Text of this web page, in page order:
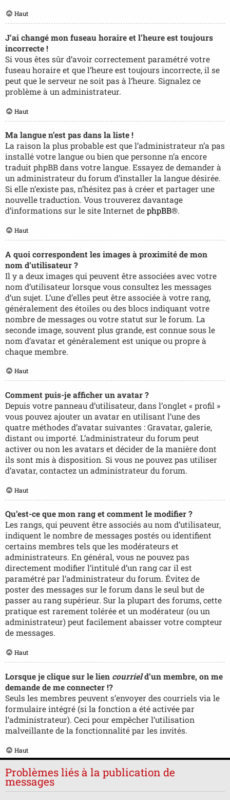
Haut
J’ai changé mon fuseau horaire et l’heure est toujours
incorrecte !
Si vous êtes sûr d’avoir correctement paramétré votre
fuseau horaire et que l’heure est toujours incorrecte, il se
peut que le serveur ne soit pas à l’heure. Signalez ce
problème à un administrateur.
Haut
Ma langue n’est pas dans la liste !
La raison la plus probable est que l’administrateur n’a pas
installé votre langue ou bien que personne n’a encore
traduit phpBB dans votre langue. Essayez de demander à
un administrateur du forum d’installer la langue désirée.
Si elle n’existe pas, n’hésitez pas à créer et partager une
nouvelle traduction. Vous trouverez davantage
d’informations sur le site Internet de phpBB®.
Haut
A quoi correspondent les images à proximité de mon
nom d’utilisateur ?
Il y a deux images qui peuvent être associées avec votre
nom d’utilisateur lorsque vous consultez les messages
d’un sujet. L’une d’elles peut être associée à votre rang,
généralement des étoiles ou des blocs indiquant votre
nombre de messages ou votre statut sur le forum. La
seconde image, souvent plus grande, est connue sous le
nom d’avatar et généralement est unique ou propre à
chaque membre.
Haut
Comment puis-je afficher un avatar ?
Depuis votre panneau d’utilisateur, dans l’onglet « profil »
vous pouvez ajouter un avatar en utilisant l’une des
quatre méthodes d’avatar suivantes : Gravatar, galerie,
distant ou importé. L’administrateur du forum peut
activer ou non les avatars et décider de la manière dont
ils sont mis à disposition. Si vous ne pouvez pas utiliser
d’avatar, contactez un administrateur du forum.
Haut
Qu’est-ce que mon rang et comment le modifier ?
Les rangs, qui peuvent être associés au nom d’utilisateur,
indiquent le nombre de messages postés ou identifient
certains membres tels que les modérateurs et
administrateurs. En général, vous ne pouvez pas
directement modifier l’intitulé d’un rang car il est
paramétré par l’administrateur du forum. Évitez de
poster des messages sur le forum dans le seul but de
passer au rang supérieur. Sur la plupart des forums, cette
pratique est rarement tolérée et un modérateur (ou un
administrateur) peut facilement abaisser votre compteur
de messages.
Haut
Lorsque je clique sur le lien courrield’un membre, on me
demande de me connecter !?
Seuls les membres peuvent s’envoyer des courriels via le
formulaire intégré (si la fonction a été activée par
l’administrateur). Ceci pour empêcher l’utilisation
malveillante de la fonctionnalité par les invités.
Haut
Problèmes liés à la publication de
messages